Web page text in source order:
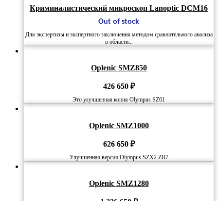
Криминалистический микроскоп Lanoptic DCM16
Out of stock
Для экспертизы и экспертного заключения методом сравнительного анализа
в области...
Oplenic SMZ850
426 650 ₽
Это улучшенная копия Olympus SZ61
Oplenic SMZ1000
626 650 ₽
Улучшенная версия Olympus SZX2 ZB7
Oplenic SMZ1280